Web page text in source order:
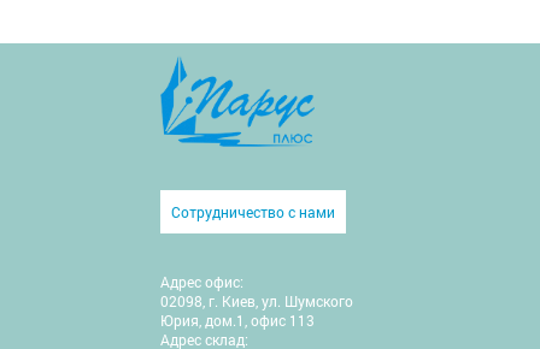
Сотрудничество с нами
Адрес офис:
02098, г. Киев, ул. Шумского
Юрия, дом.1, офис 113
Адрес склад: